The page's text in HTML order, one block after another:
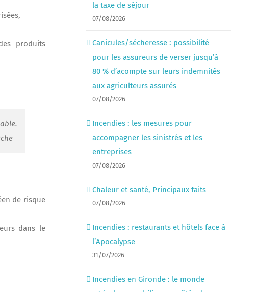
produits
de risque
dans le
la taxe de séjour
07/08/2026
Canicules/sécheresse : possibilité
pour les assureurs de verser jusqu’à
80 % d’acompte sur leurs indemnités
aux agriculteurs assurés
07/08/2026
Incendies : les mesures pour
accompagner les sinistrés et les
entreprises
07/08/2026
Chaleur et santé, Principaux faits
07/08/2026
Incendies : restaurants et hôtels face à
l’Apocalypse
31/07/2026
Incendies en Gironde : le monde